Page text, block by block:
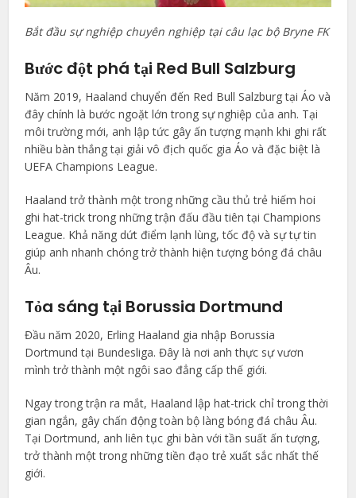
Bắt đầu sự nghiệp chuyên nghiệp tại câu lạc bộ Bryne FK
Bước đột phá tại Red Bull Salzburg
Năm 2019, Haaland chuyển đến Red Bull Salzburg tại Áo và
đây chính là bước ngoặt lớn trong sự nghiệp của anh. Tại
môi trường mới, anh lập tức gây ấn tượng mạnh khi ghi rất
nhiều bàn thắng tại giải vô địch quốc gia Áo và đặc biệt là
UEFA Champions League.
Haaland trở thành một trong những cầu thủ trẻ hiếm hoi
ghi hat-trick trong những trận đấu đầu tiên tại Champions
League. Khả năng dứt điểm lạnh lùng, tốc độ và sự tự tin
giúp anh nhanh chóng trở thành hiện tượng bóng đá châu
Âu.
Tỏa sáng tại Borussia Dortmund
Đầu năm 2020, Erling Haaland gia nhập Borussia
Dortmund tại Bundesliga. Đây là nơi anh thực sự vươn
mình trở thành một ngôi sao đẳng cấp thế giới.
Ngay trong trận ra mắt, Haaland lập hat-trick chỉ trong thời
gian ngắn, gây chấn động toàn bộ làng bóng đá châu Âu.
Tại Dortmund, anh liên tục ghi bàn với tần suất ấn tượng,
trở thành một trong những tiền đạo trẻ xuất sắc nhất thế
giới.